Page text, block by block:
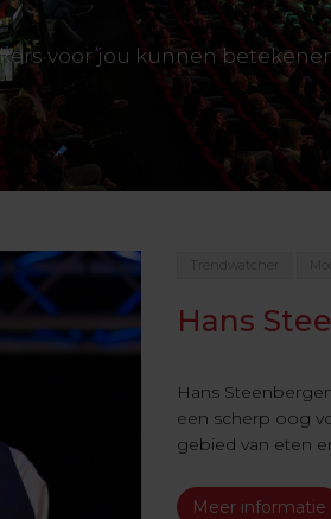
voor jou kunnen
Trendwatcher
Hans
Hans
een scherp oog
gebied van eten
Meer informatie